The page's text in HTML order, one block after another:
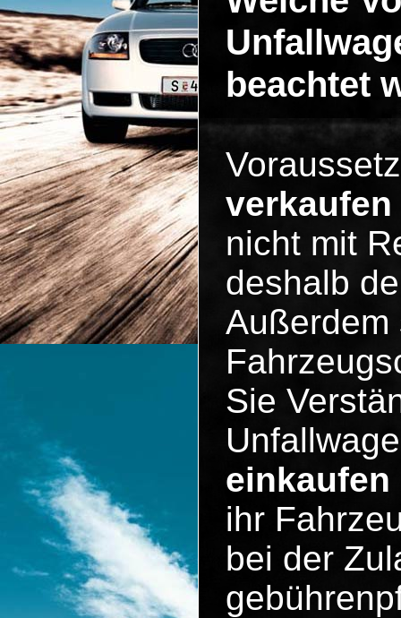
beachtet
verkaufen
nicht mit
deshalb
Außerdem
Sie
einkaufen
ihr
bei der